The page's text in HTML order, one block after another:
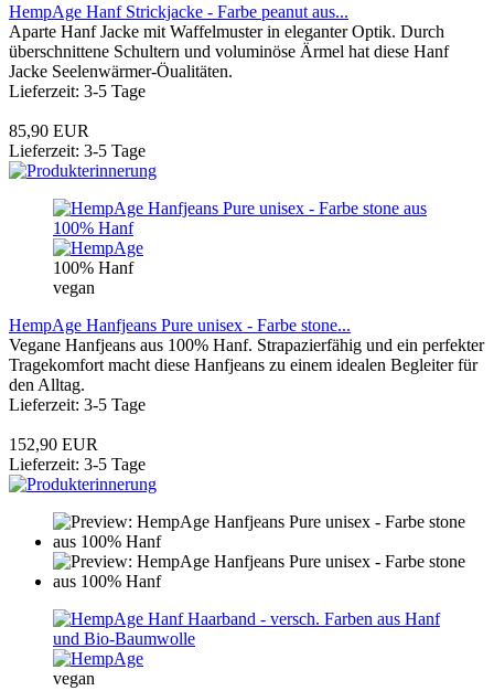
HempAge Hanf Strickjacke - Farbe peanut aus...
Aparte Hanf Jacke mit Waffelmuster in eleganter Optik. Durch
überschnittene Schultern und voluminöse Ärmel hat diese Hanf
Jacke Seelenwärmer-Öualitäten.
Lieferzeit: 3-5 Tage
85,90 EUR
Lieferzeit: 3-5 Tage
100% Hanf
vegan
HempAge Hanfjeans Pure unisex - Farbe stone...
Vegane Hanfjeans aus 100% Hanf. Strapazierfähig und ein perfekter
Tragekomfort macht diese Hanfjeans zu einem idealen Begleiter für
den Alltag.
Lieferzeit: 3-5 Tage
152,90 EUR
Lieferzeit: 3-5 Tage
vegan